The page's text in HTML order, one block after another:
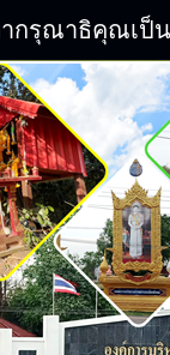
ากรุณาธิคุณเ